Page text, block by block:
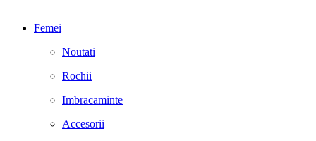
Femei
Noutati
Rochii
Imbracaminte
Accesorii